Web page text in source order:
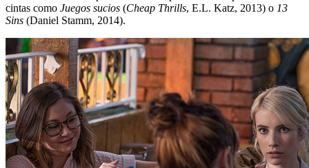
cintas como Juegos sucios (Cheap Thrills, E.L. Katz, 2013) o 13
Sins (Daniel Stamm, 2014).